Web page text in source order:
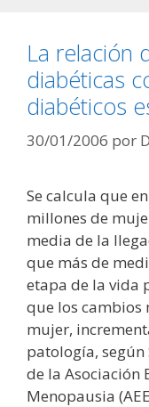
La relación
diabéticas
diabéticos
30/01/2006 por
Se calcula que
millones de
media de la
que más de
etapa de la vida
que los cambios
mujer,
patología, según
de la Asociación
Menopausia